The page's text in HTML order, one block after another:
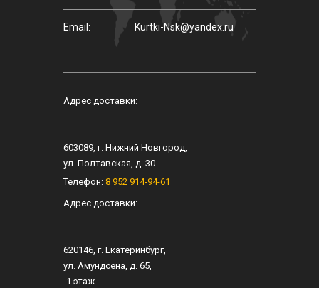
Email: Kurtki-Nsk@yandex.ru
Адрес доставки:
603089, г. Нижний Новгород,
ул. Полтавская, д. 30
Телефон: 8 952 914-94-61
Адрес доставки:
620146, г. Екатеринбург,
ул. Амундсена, д. 65,
-1 этаж.